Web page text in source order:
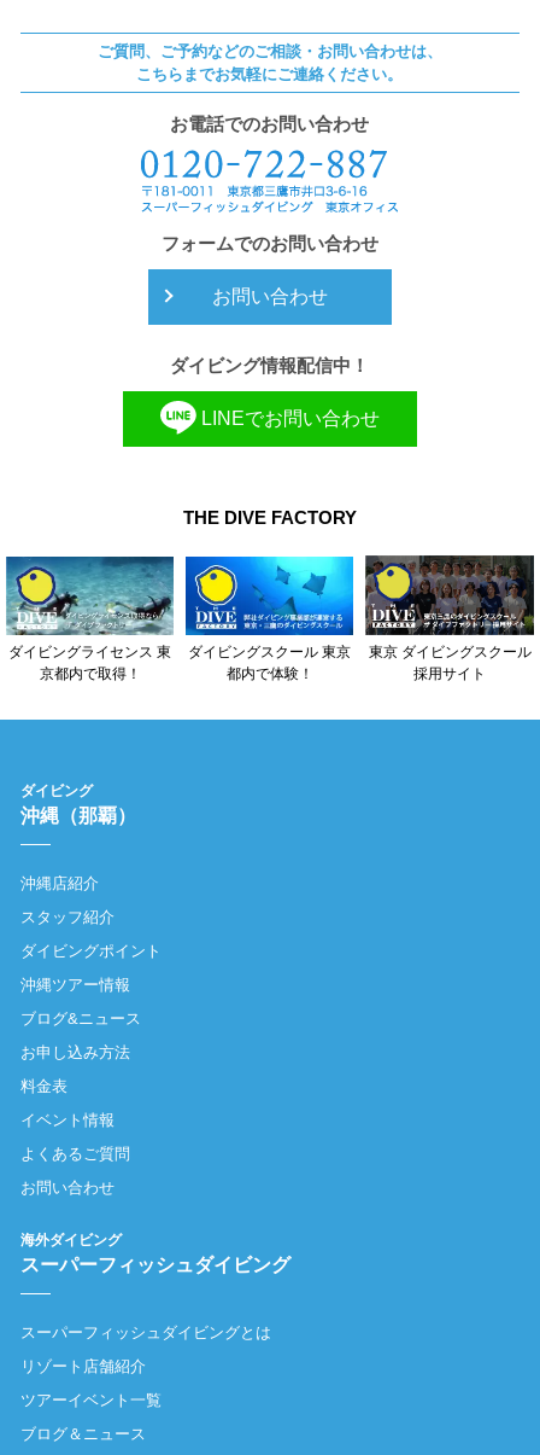
ご質問、ご予約などのご相談・お問い合わせは、
こちらまでお気軽にご連絡ください。
お電話でのお問い合わせ
フォームでのお問い合わせ
お問い合わせ
ダイビング情報配信中！
LINEでお問い合わせ
THE DIVE FACTORY
ダイビングライセンス 東
京都内で取得！
ダイビングスクール 東京
都内で体験！
東京 ダイビングスクール
採用サイト
ダイビング
沖縄（那覇）
沖縄店紹介
スタッフ紹介
ダイビングポイント
沖縄ツアー情報
ブログ&ニュース
お申し込み方法
料金表
イベント情報
よくあるご質問
お問い合わせ
海外ダイビング
スーパーフィッシュダイビング
スーパーフィッシュダイビングとは
リゾート店舗紹介
ツアーイベント一覧
ブログ＆ニュース